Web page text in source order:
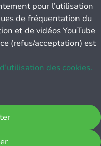
pour l’utilisation
de fréquentation du
et de vidéos YouTube
(refus/acceptation) est
des cookies.